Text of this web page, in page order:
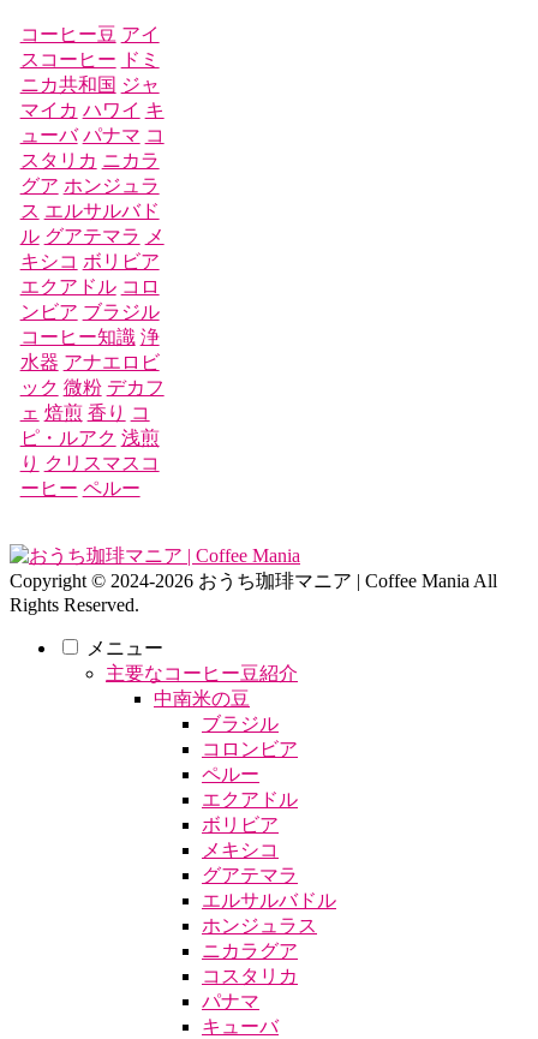
コーヒー豆 アイ
スコーヒー ドミ
ニカ共和国 ジャ
マイカ ハワイ キ
ューバ パナマ コ
スタリカ ニカラ
グア ホンジュラ
ス エルサルバド
ル グアテマラ メ
キシコ ボリビア
エクアドル コロ
ンビア ブラジル
コーヒー知識 浄
水器 アナエロビ
ック 微粉 デカフ
ェ 焙煎 香り コ
ピ・ルアク 浅煎
り クリスマスコ
ーヒー ペルー
Copyright © 2024-2026 おうち珈琲マニア | Coffee Mania All
Rights Reserved.
メニュー
主要なコーヒー豆紹介
中南米の豆
ブラジル
コロンビア
ペルー
エクアドル
ボリビア
メキシコ
グアテマラ
エルサルバドル
ホンジュラス
ニカラグア
コスタリカ
パナマ
キューバ